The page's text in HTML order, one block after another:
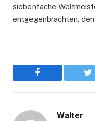
siebenfache
entgegenbrachten,
Facebook
Walter